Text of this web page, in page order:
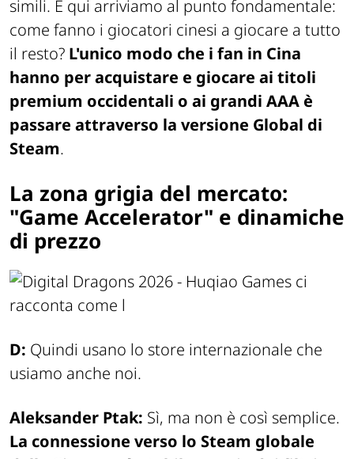
simili. E qui arriviamo al punto fondamentale:
come fanno i giocatori cinesi a giocare a tutto
il resto? L'unico modo che i fan in Cina
hanno per acquistare e giocare ai titoli
premium occidentali o ai grandi AAA è
passare attraverso la versione Global di
Steam.
La zona grigia del mercato:
"Game Accelerator" e dinamiche
di prezzo
D: Quindi usano lo store internazionale che
usiamo anche noi.
Aleksander Ptak: Sì, ma non è così semplice.
La connessione verso lo Steam globale